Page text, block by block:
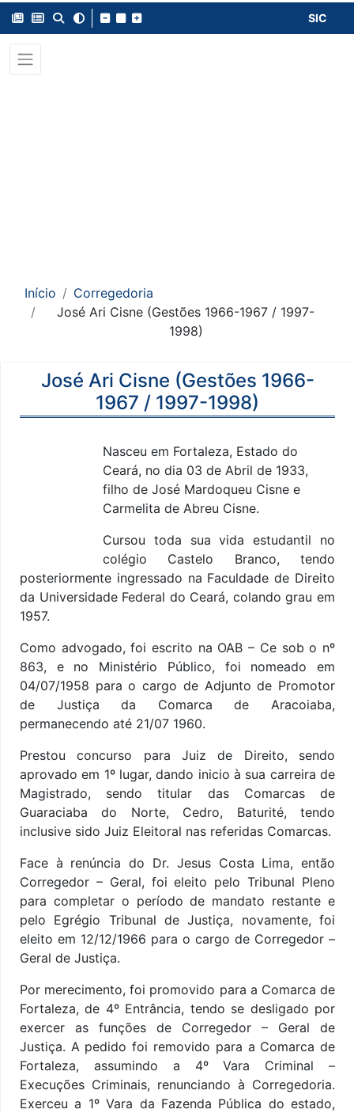
SIC
Início
Corregedoria
José Ari Cisne (Gestões 1966-1967 / 1997-
1998)
José Ari Cisne (Gestões 1966-
1967 / 1997-1998)
Nasceu em Fortaleza, Estado do
Ceará, no dia 03 de Abril de 1933,
filho de José Mardoqueu Cisne e
Carmelita de Abreu Cisne.
Cursou toda sua vida estudantil no
colégio Castelo Branco, tendo
posteriormente ingressado na Faculdade de Direito
da Universidade Federal do Ceará, colando grau em
1957.
Como advogado, foi escrito na OAB – Ce sob o nº
863, e no Ministério Público, foi nomeado em
04/07/1958 para o cargo de Adjunto de Promotor
de Justiça da Comarca de Aracoiaba,
permanecendo até 21/07 1960.
Prestou concurso para Juiz de Direito, sendo
aprovado em 1º lugar, dando inicio à sua carreira de
Magistrado, sendo titular das Comarcas de
Guaraciaba do Norte, Cedro, Baturité, tendo
inclusive sido Juiz Eleitoral nas referidas Comarcas.
Face à renúncia do Dr. Jesus Costa Lima, então
Corregedor – Geral, foi eleito pelo Tribunal Pleno
para completar o período de mandato restante e
pelo Egrégio Tribunal de Justiça, novamente, foi
eleito em 12/12/1966 para o cargo de Corregedor –
Geral de Justiça.
Por merecimento, foi promovido para a Comarca de
Fortaleza, de 4º Entrância, tendo se desligado por
exercer as funções de Corregedor – Geral de
Justiça. A pedido foi removido para a Comarca de
Fortaleza, assumindo a 4º Vara Criminal –
Execuções Criminais, renunciando à Corregedoria.
Exerceu a 1º Vara da Fazenda Pública do estado,